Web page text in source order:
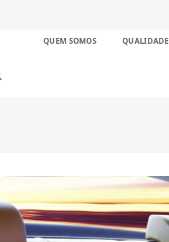
QUEM SOMOS QUALIDADE